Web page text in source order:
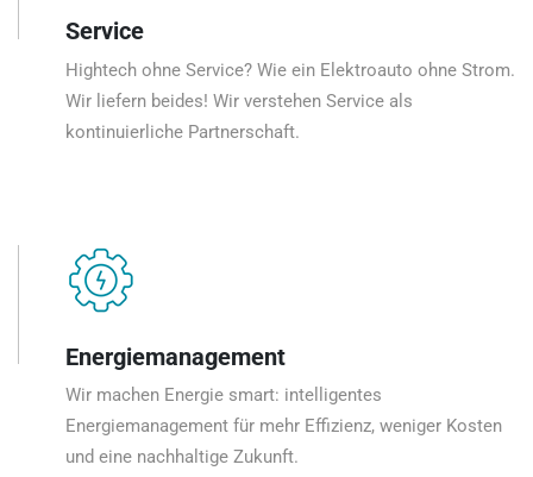
Service
Hightech ohne Service? Wie ein Elektroauto ohne Strom.
Wir liefern beides! Wir verstehen Service als
kontinuierliche Partnerschaft.
Energiemanagement
Wir machen Energie smart: intelligentes
Energiemanagement für mehr Effizienz, weniger Kosten
und eine nachhaltige Zukunft.